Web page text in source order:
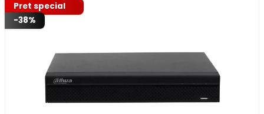
Pret special
-38%